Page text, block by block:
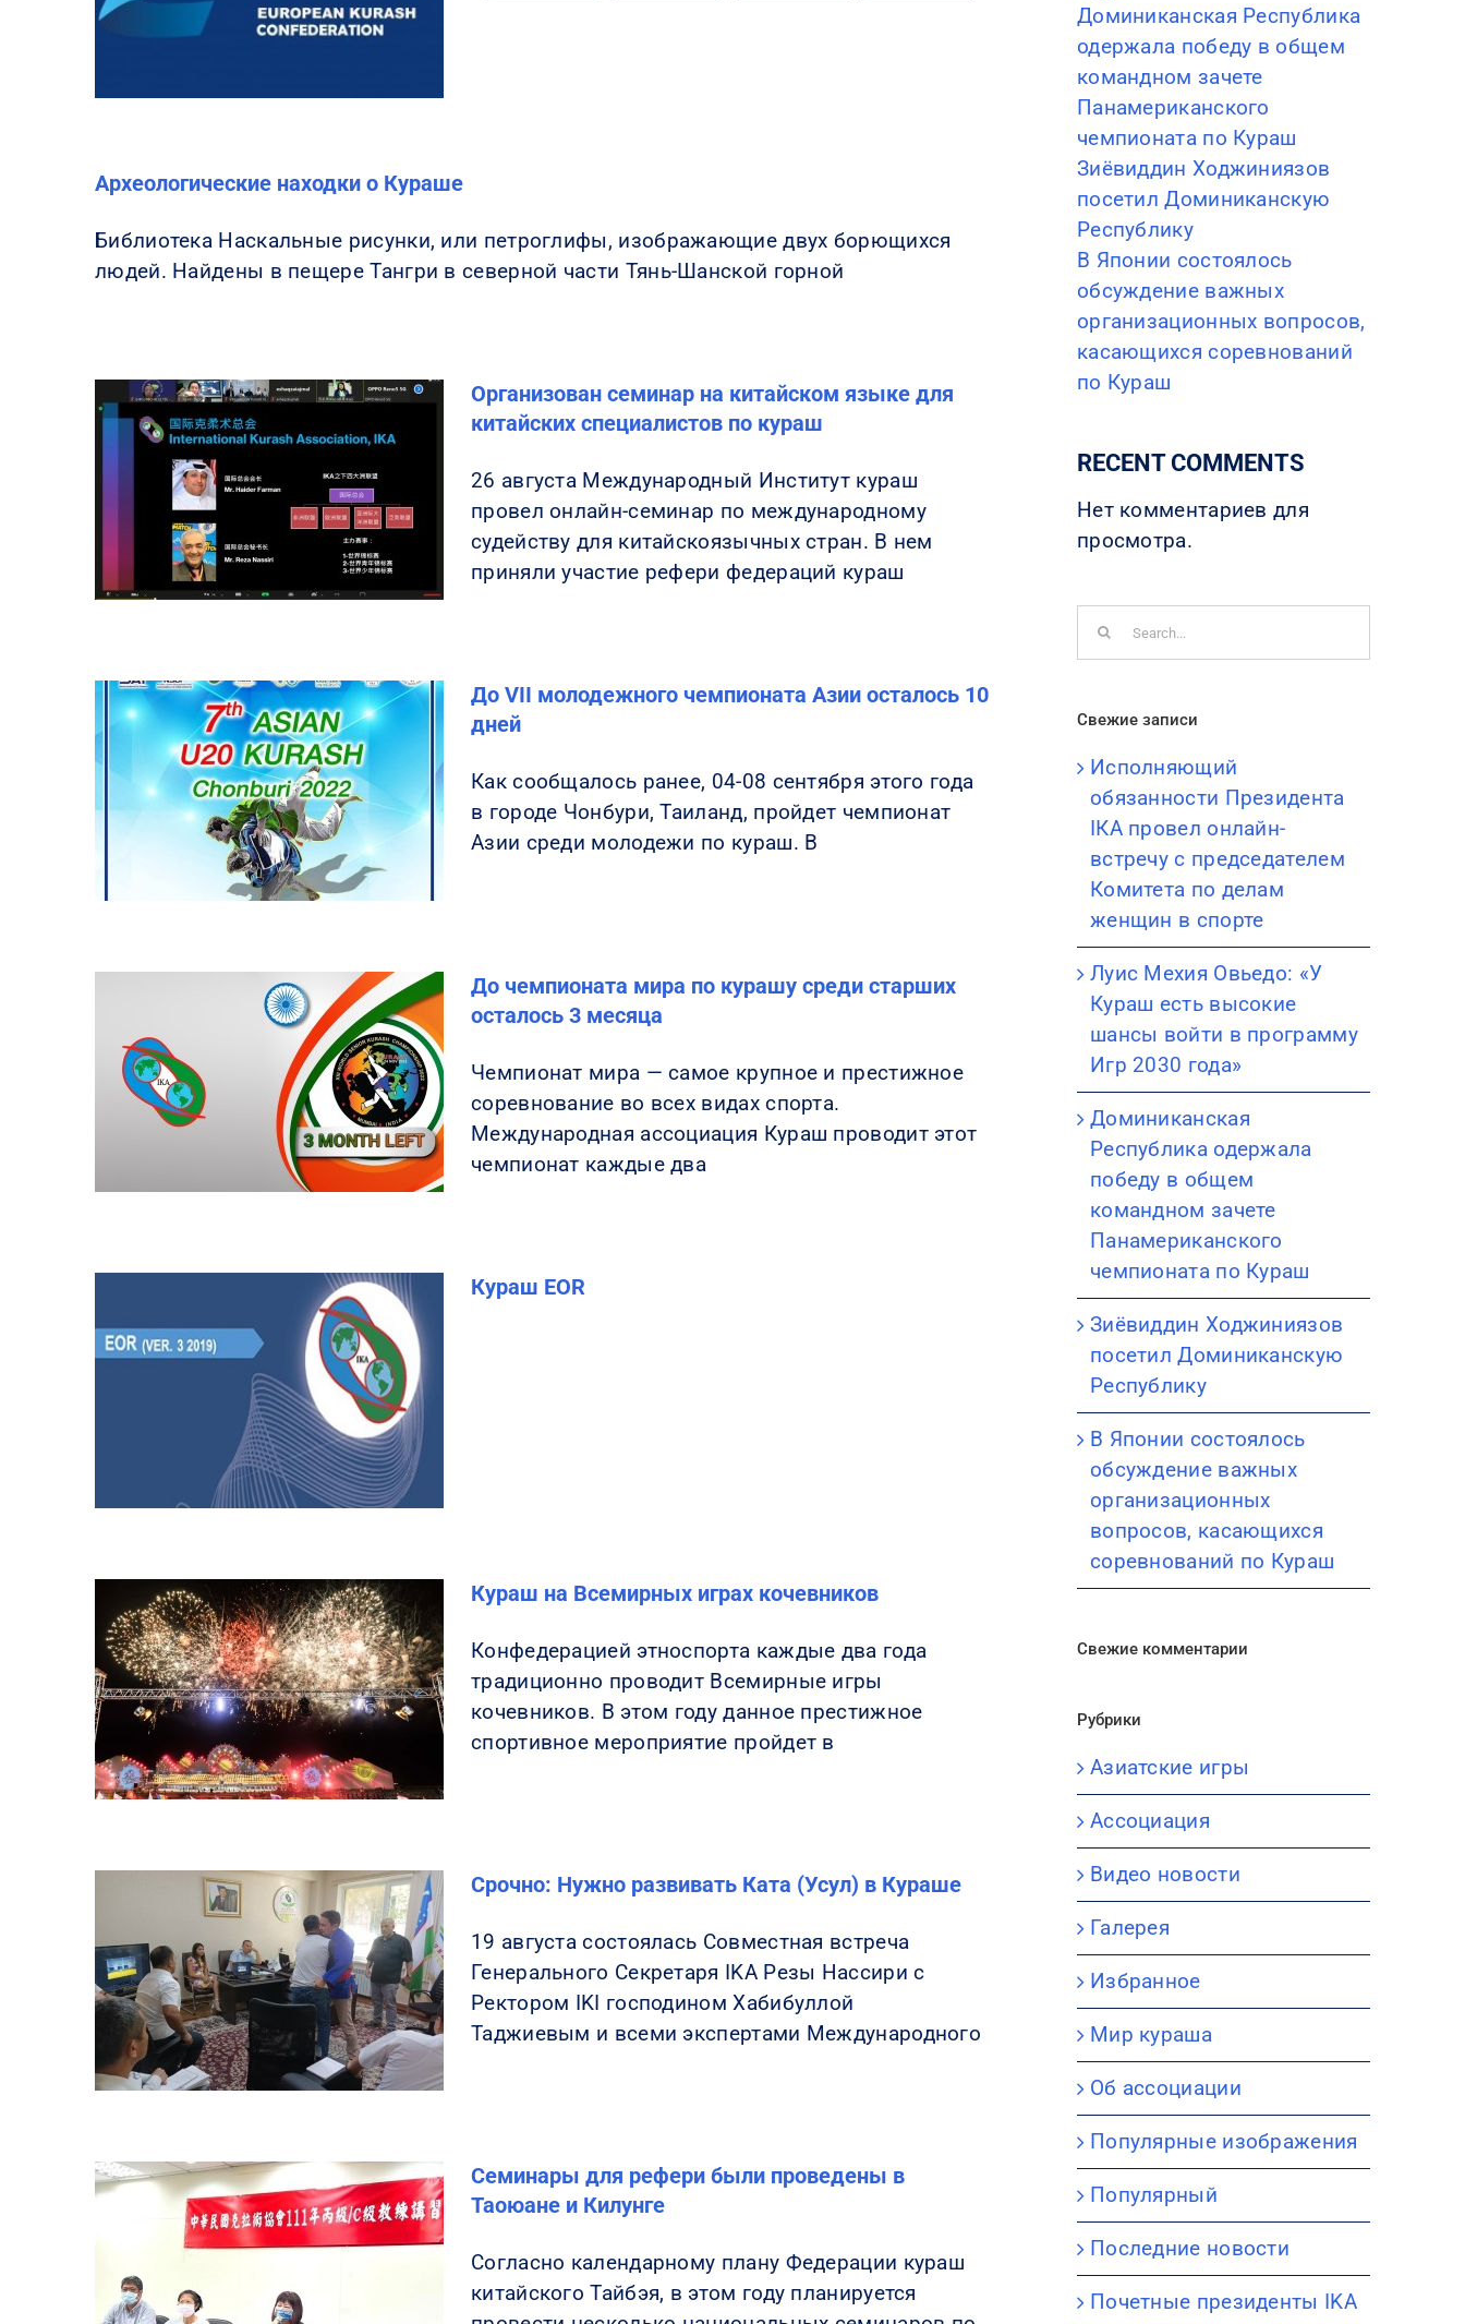
Археологические находки о Кураше
Библиотека Наскальные рисунки, или петроглифы, изображающие двух борющихся
людей. Найдены в пещере Тангри в северной части Тянь-Шанской горной
Организован семинар на китайском языке для
китайских специалистов по кураш
26 августа Международный Институт кураш
провел онлайн-семинар по международному
судейству для китайскоязычных стран. В нем
приняли участие рефери федераций кураш
До VII молодежного чемпионата Азии осталось 10
дней
Как сообщалось ранее, 04-08 сентября этого года
в городе Чонбури, Таиланд, пройдет чемпионат
Азии среди молодежи по кураш. В
До чемпионата мира по курашу среди старших
осталось 3 месяца
Чемпионат мира — самое крупное и престижное
соревнование во всех видах спорта.
Международная ассоциация Кураш проводит этот
чемпионат каждые два
Кураш EOR
Кураш на Всемирных играх кочевников
Конфедерацией этноспорта каждые два года
традиционно проводит Всемирные игры
кочевников. В этом году данное престижное
спортивное мероприятие пройдет в
Срочно: Нужно развивать Ката (Усул) в Кураше
19 августа состоялась Совместная встреча
Генерального Секретаря IKA Резы Нассири с
Ректором IKI господином Хабибуллой
Таджиевым и всеми экспертами Международного
Семинары для рефери были проведены в
Таоюане и Килунге
Согласно календарному плану Федерации кураш
китайского Тайбэя, в этом году планируется
Доминиканская Республика
одержала победу в общем
командном зачете
Панамериканского
чемпионата по Кураш
Зиёвиддин Ходжиниязов
посетил Доминиканскую
Республику
В Японии состоялось
обсуждение важных
организационных вопросов,
касающихся соревнований
по Кураш
RECENT COMMENTS
Нет комментариев для
просмотра.
Свежие записи
Исполняющий
обязанности Президента
IКА провел онлайн-
встречу с председателем
Комитета по делам
женщин в спорте
Луис Мехия Овьедо: «У
Кураш есть высокие
шансы войти в программу
Игр 2030 года»
Доминиканская
Республика одержала
победу в общем
командном зачете
Панамериканского
чемпионата по Кураш
Зиёвиддин Ходжиниязов
посетил Доминиканскую
Республику
В Японии состоялось
обсуждение важных
организационных
вопросов, касающихся
соревнований по Кураш
Свежие комментарии
Рубрики
Азиатские игры
Ассоциация
Видео новости
Галерея
Избранное
Мир кураша
Об ассоциации
Популярные изображения
Популярный
Последние новости
Почетные президенты IKA